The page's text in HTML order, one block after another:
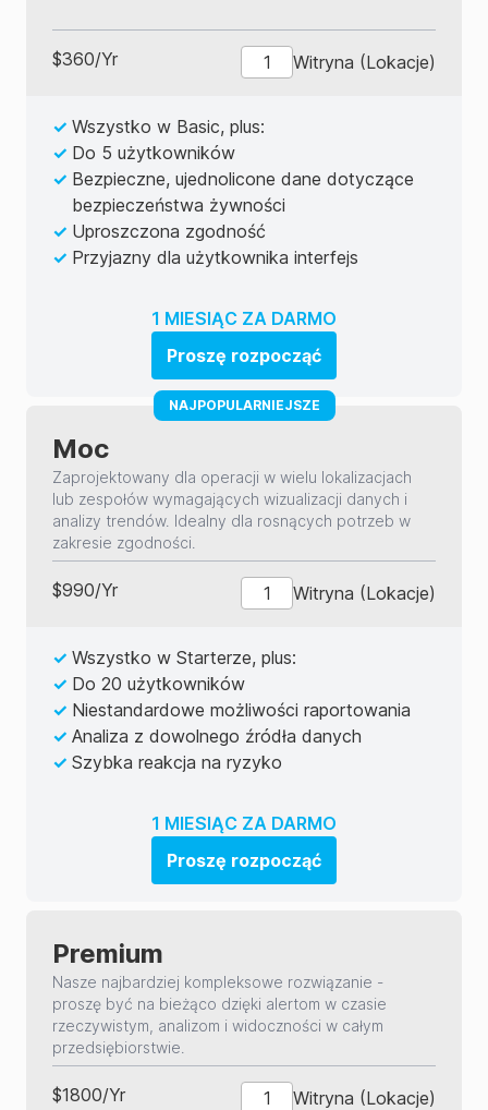
$360/Yr Witryna (Lokacje)
✓ Wszystko w Basic, plus:
✓ Do 5 użytkowników
✓ Bezpieczne, ujednolicone dane dotyczące
bezpieczeństwa żywności
✓ Uproszczona zgodność
✓ Przyjazny dla użytkownika interfejs
1 MIESIĄC ZA DARMO
Proszę rozpocząć
NAJPOPULARNIEJSZE
Moc
Zaprojektowany dla operacji w wielu lokalizacjach
lub zespołów wymagających wizualizacji danych i
analizy trendów. Idealny dla rosnących potrzeb w
zakresie zgodności.
$990/Yr Witryna (Lokacje)
✓ Wszystko w Starterze, plus:
✓ Do 20 użytkowników
✓ Niestandardowe możliwości raportowania
✓ Analiza z dowolnego źródła danych
✓ Szybka reakcja na ryzyko
1 MIESIĄC ZA DARMO
Proszę rozpocząć
Premium
Nasze najbardziej kompleksowe rozwiązanie -
proszę być na bieżąco dzięki alertom w czasie
rzeczywistym, analizom i widoczności w całym
przedsiębiorstwie.
$1800/Yr Witryna (Lokacje)